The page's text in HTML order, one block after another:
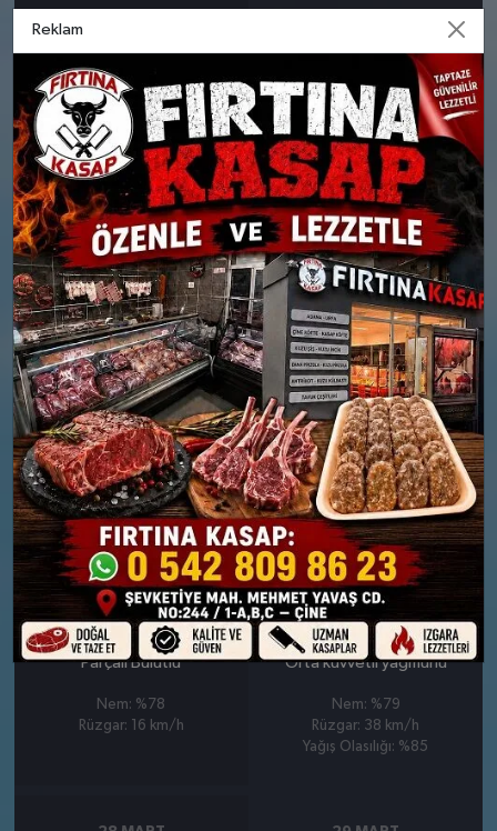
24 MART
SALI
8°
Bölgesel düzensiz yağmur
yağışlı
Nem: %92
Rüzgar: 23 km/h
Yağış Olasılığı: %86
25 MART
ÇARŞAMBA
9°
Bölgesel düzensiz yağmur
yağışlı
Nem: %85
Rüzgar: 27 km/h
Yağış Olasılığı: %75
26 MART
PERŞEMBE
10°
Parçalı Bulutlu
Nem: %78
Rüzgar: 16 km/h
27 MART
CUMA
11°
Orta kuvvetli yağmurlu
Nem: %79
Rüzgar: 38 km/h
Yağış Olasılığı: %85
Reklam